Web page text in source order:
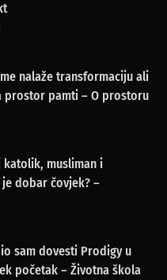
nalaže transformaciju ali
prostor pamti – O prostoru
katolik, musliman i
dobar čovjek? –
sam dovesti Prodigy u
početak – Životna škola